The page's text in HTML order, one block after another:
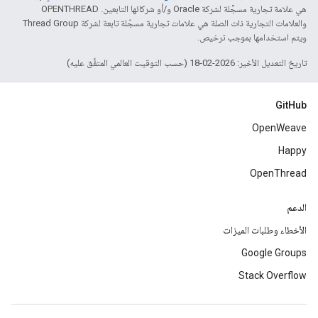
هي علامة تجارية مسجَّلة لشركة Oracle و/أو شركائها التابعين. ‫OPENTHREAD
والعلامات التجارية ذات الصلة هي علامات تجارية مسجّلة تابعة لشركة Thread Group
ويتم استخدامها بموجب ترخيص.
تاريخ التعديل الأخير: 2026-02-18 (حسب التوقيت العالمي المتفَّق عليه)
GitHub
OpenWeave
Happy
OpenThread
الدعم
الأخطاء وطلبات الميزات
Google Groups
Stack Overflow